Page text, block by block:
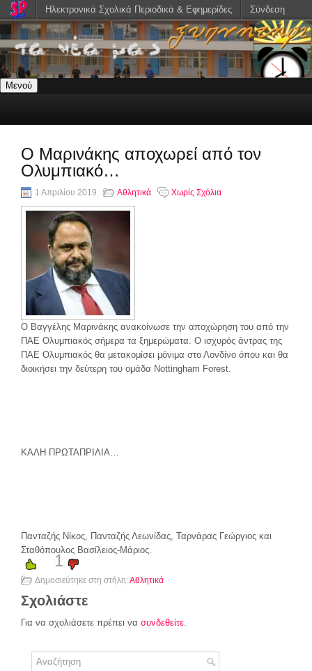
Μενού
Ο Μαρινάκης αποχωρεί από τον
Ολυμπιακό…
1 Απριλίου 2019 Αθλητικά Χωρίς Σχόλια
Ο Βαγγέλης Μαρινάκης ανακοίνωσε την αποχώρηση του από την
ΠΑΕ Ολυμπιακός σήμερα τα ξημερώματα. Ο ισχυρός άντρας της
ΠΑΕ Ολυμπιακός θα μετακομίσει μόνιμα στο Λονδίνο όπου και θα
διοικήσει την δεύτερη του ομάδα Nottingham Forest.
ΚΑΛΗ ΠΡΩΤΑΠΡΙΛΙΑ…
Πανταζής Νίκος, Πανταζής Λεωνίδας, Ταρνάρας Γεώργιος και
Σταθόπουλος Βασίλειος-Μάριος.
1
Δημοσιεύτηκε στη στήλη:Αθλητικά
Σχολιάστε
Για να σχολιάσετε πρέπει να συνδεθείτε.
Ηλεκτρονικά Σχολικά Περιοδικά & Εφημερίδες Σύνδεση